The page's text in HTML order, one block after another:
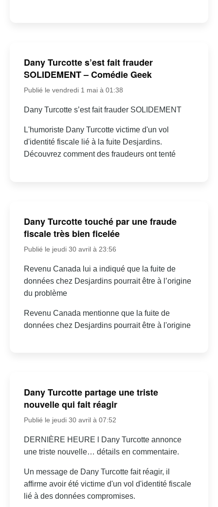
Dany Turcotte s’est fait frauder
SOLIDEMENT – Comédie Geek
Publié le vendredi 1 mai à 01:38
Dany Turcotte s’est fait frauder SOLIDEMENT
L'humoriste Dany Turcotte victime d'un vol
d'identité fiscale lié à la fuite Desjardins.
Découvrez comment des fraudeurs ont tenté
Dany Turcotte touché par une fraude
fiscale très bien ficelée
Publié le jeudi 30 avril à 23:56
Revenu Canada lui a indiqué que la fuite de
données chez Desjardins pourrait être à l’origine
du problème
Revenu Canada mentionne que la fuite de
données chez Desjardins pourrait être à l'origine
Dany Turcotte partage une triste
nouvelle qui fait réagir
Publié le jeudi 30 avril à 07:52
DERNIÈRE HEURE l Dany Turcotte annonce
une triste nouvelle… détails en commentaire.
Un message de Dany Turcotte fait réagir, il
affirme avoir été victime d'un vol d'identité fiscale
lié à des données compromises.